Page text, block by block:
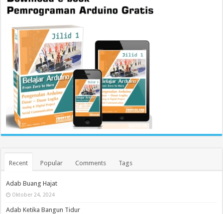
Recent Popular Comments Tags
Adab Buang Hajat
Oktober 24, 2024
Adab Ketika Bangun Tidur